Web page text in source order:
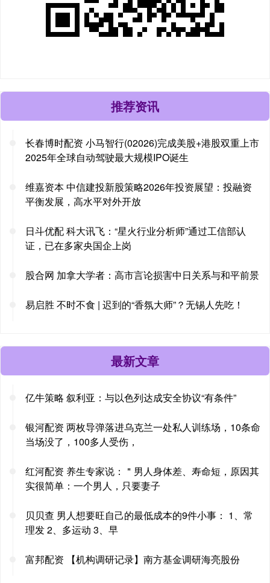
推荐资讯
长春博时配资 小马智行(02026)完成美股+港股双重上市
2025年全球自动驾驶最大规模IPO诞生
维嘉资本 中信建投新股策略2026年投资展望：投融资
平衡发展，高水平对外开放
日斗优配 科大讯飞：“星火行业分析师”通过工信部认
证，已在多家央国企上岗
股合网 加拿大学者：高市言论损害中日关系与和平前景
易启胜 不时不食 | 迟到的“香氛大师”？无锡人先吃！
最新文章
亿牛策略 叙利亚：与以色列达成安全协议“有条件”
银河配资 两枚导弹落进乌克兰一处私人训练场，10条命
当场没了，100多人受伤，
红河配资 养生专家说：＂男人身体差、寿命短，原因其
实很简单：一个男人，只要妻子
贝贝查 男人想要旺自己的最低成本的9件小事： 1、常
理发 2、多运动 3、早
富邦配资 【机构调研记录】南方基金调研海亮股份